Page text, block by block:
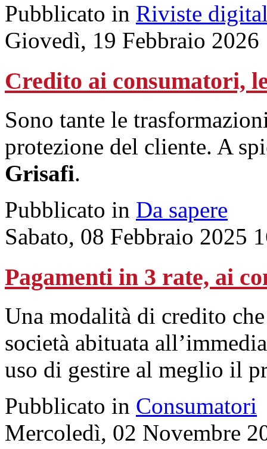
Pubblicato in Riviste
Giovedì, 19 Febbraio 2026
Credito ai consumatori,
Sono tante le
protezione del cliente. A
Grisafi.
Pubblicato in Da sapere
Sabato, 08 Febbraio 2025
Pagamenti in 3 rate, ai
Una modalità di credito
società abituata
uso di gestire al meglio il
Pubblicato in Consumatori
Mercoledì, 02 Novembre